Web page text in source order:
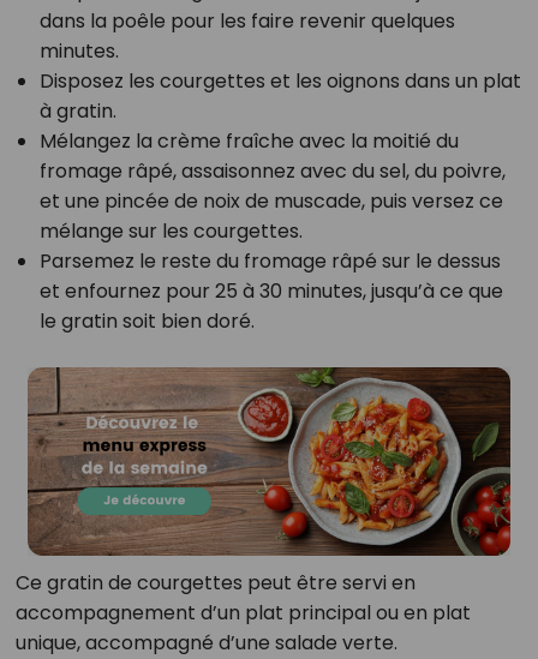
dans la poêle pour les faire revenir quelques
minutes.
Disposez les courgettes et les oignons dans un plat
à gratin.
Mélangez la crème fraîche avec la moitié du
fromage râpé, assaisonnez avec du sel, du poivre,
et une pincée de noix de muscade, puis versez ce
mélange sur les courgettes.
Parsemez le reste du fromage râpé sur le dessus
et enfournez pour 25 à 30 minutes, jusqu’à ce que
le gratin soit bien doré.
Ce gratin de courgettes peut être servi en
accompagnement d’un plat principal ou en plat
unique, accompagné d’une salade verte.